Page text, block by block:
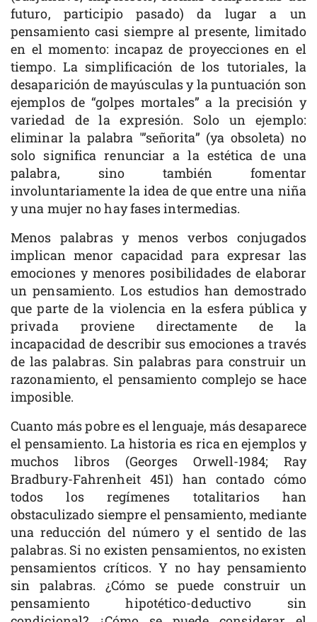
futuro, participio pasado) da lugar a un
pensamiento casi siempre al presente, limitado
en el momento: incapaz de proyecciones en el
tiempo. La simplificación de los tutoriales, la
desaparición de mayúsculas y la puntuación son
ejemplos de “golpes mortales” a la precisión y
variedad de la expresión. Solo un ejemplo:
eliminar la palabra ′”señorita” (ya obsoleta) no
solo significa renunciar a la estética de una
palabra, sino también fomentar
involuntariamente la idea de que entre una niña
y una mujer no hay fases intermedias.
Menos palabras y menos verbos conjugados
implican menor capacidad para expresar las
emociones y menores posibilidades de elaborar
un pensamiento. Los estudios han demostrado
que parte de la violencia en la esfera pública y
privada proviene directamente de la
incapacidad de describir sus emociones a través
de las palabras. Sin palabras para construir un
razonamiento, el pensamiento complejo se hace
imposible.
Cuanto más pobre es el lenguaje, más desaparece
el pensamiento. La historia es rica en ejemplos y
muchos libros (Georges Orwell-1984; Ray
Bradbury-Fahrenheit 451) han contado cómo
todos los regímenes totalitarios han
obstaculizado siempre el pensamiento, mediante
una reducción del número y el sentido de las
palabras. Si no existen pensamientos, no existen
pensamientos críticos. Y no hay pensamiento
sin palabras. ¿Cómo se puede construir un
pensamiento hipotético-deductivo sin